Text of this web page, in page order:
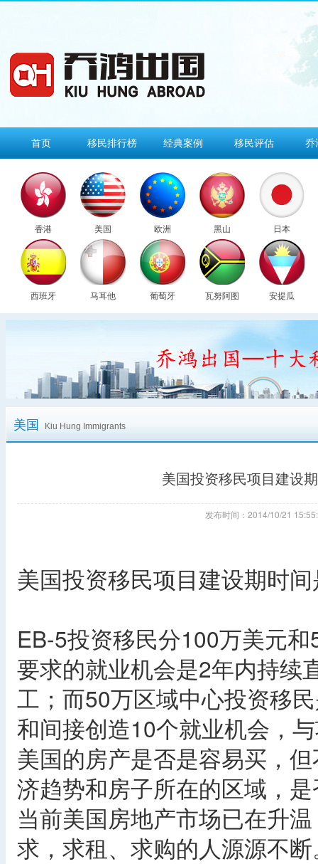
首页 移民排行榜 经典案例 移民评估 乔
香港 美国 欧洲 黑山 日本
西班牙 马耳他 葡萄牙 瓦努阿图 安提瓜
美国 Kiu Hung Immigrants
美国投资移民项目建设
发布时间：2014/10/21
美国投资移民项目建设期时
EB-5投资移民分100万美元
要求的就业机会是2年内持续
工；而50万区域中心投资移
和间接创造10个就业机会，
美国的房产是否是容易买，
济趋势和房子所在的区域，
当前美国房地产市场已在升
求，求租、求购的人源源不